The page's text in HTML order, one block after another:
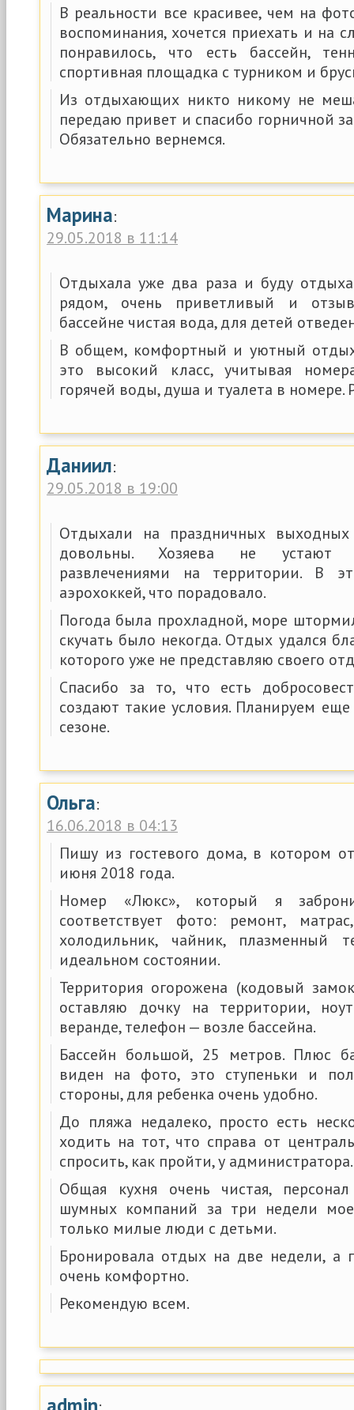
В реальности все красивее, чем на
воспоминания, хочется приехать и на
понравилось, что есть бассейн,
спортивная площадка с турником и
Из отдыхающих никто никому не
передаю привет и спасибо горничной
Обязательно вернемся.
Марина:
29.05.2018 в 11:14
Отдыхала уже два раза и буду
рядом, очень приветливый и
бассейне чистая вода, для детей
В общем, комфортный и уютный
это высокий класс, учитывая
горячей воды, душа и туалета в номере.
Даниил:
29.05.2018 в 19:00
Отдыхали на праздничных выходных
довольны. Хозяева не устают
развлечениями на территории. В
аэрохоккей, что порадовало.
Погода была прохладной, море
скучать было некогда. Отдых удался
которого уже не представляю своего
Спасибо за то, что есть
создают такие условия. Планируем
сезоне.
Ольга:
16.06.2018 в 04:13
Пишу из гостевого дома, в котором
июня 2018 года.
Номер «Люкс», который я
соответствует фото: ремонт,
холодильник, чайник,
идеальном состоянии.
Территория огорожена (кодовый
оставляю дочку на территории,
веранде, телефон — возле бассейна.
Бассейн большой, 25 метров. Плюс
виден на фото, это ступеньки и
стороны, для ребенка очень удобно.
До пляжа недалеко, просто есть
ходить на тот, что справа от
спросить, как пройти, у администратора.
Общая кухня очень чистая,
шумных компаний за три недели
только милые люди с детьми.
Бронировала отдых на две недели,
очень комфортно.
Рекомендую всем.